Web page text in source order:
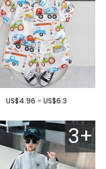
US$4.96 - US$6.3
3+